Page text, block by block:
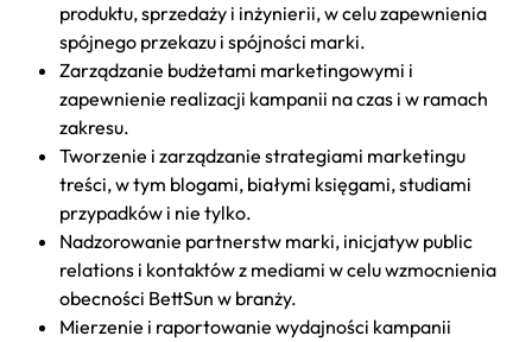
produktu, sprzedaży i inżynierii, w celu zapewnienia
spójnego przekazu i spójności marki.
Zarządzanie budżetami marketingowymi i
zapewnienie realizacji kampanii na czas i w ramach
zakresu.
Tworzenie i zarządzanie strategiami marketingu
treści, w tym blogami, białymi księgami, studiami
przypadków i nie tylko.
Nadzorowanie partnerstw marki, inicjatyw public
relations i kontaktów z mediami w celu wzmocnienia
obecności BettSun w branży.
Mierzenie i raportowanie wydajności kampanii